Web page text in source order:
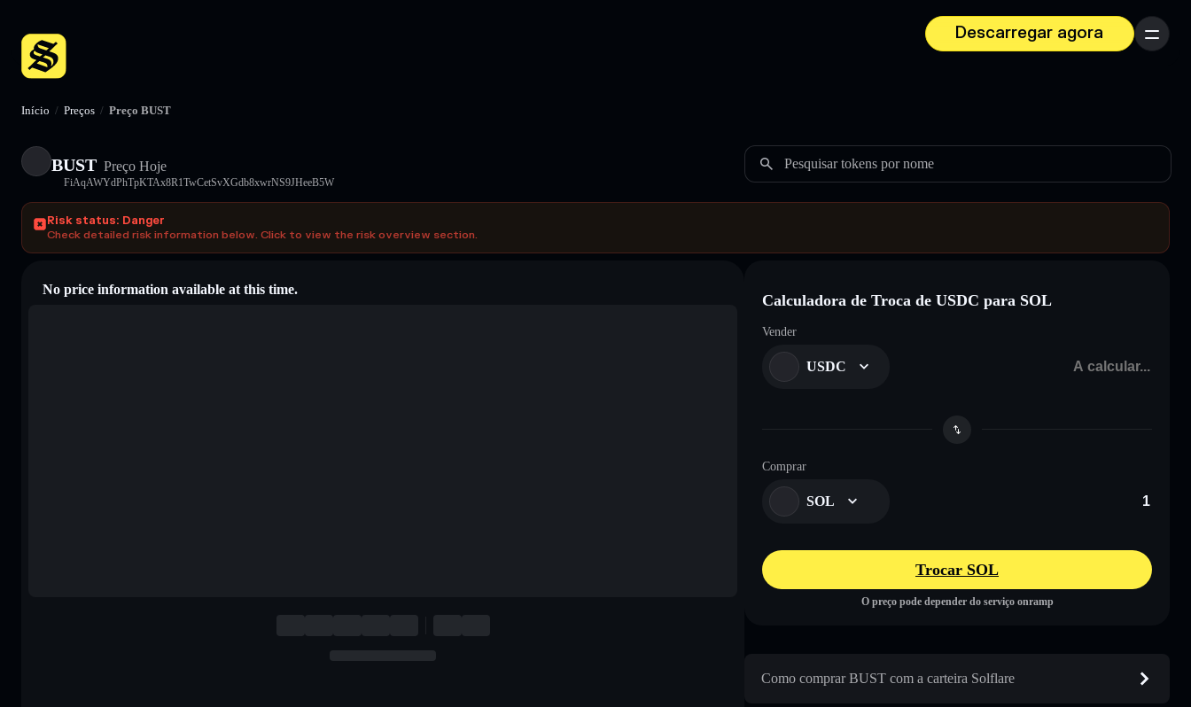
Descarregar agora
Menu
Início / Preços / Preço BUST
BUST Preço Hoje
FiAqAWYdPhTpKTAx8R1TwCetSvXGdb8xwrNS9JHeeB5W
Pesquisar tokens por nome
Risk status: Danger
Check detailed risk information below. Click to view the risk overview section.
No price information available at this time.
Calculadora de Troca de USDC para SOL
Vender
USDC
Comprar
SOL
Trocar SOL
O preço pode depender do serviço onramp
Como comprar BUST com a carteira Solflare